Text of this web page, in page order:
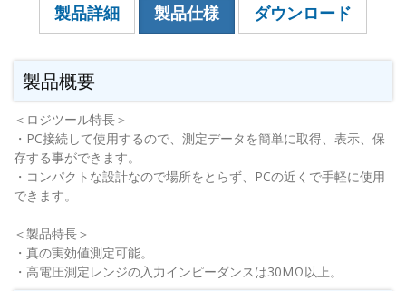
製品詳細 製品仕様 ダウンロード
製品概要
＜ロジツール特長＞
・PC接続して使用するので、測定データを簡単に取得、表示、保
存する事ができます。
・コンパクトな設計なので場所をとらず、PCの近くで手軽に使用
できます。
＜製品特長＞
・真の実効値測定可能。
・高電圧測定レンジの入力インピーダンスは30MΩ以上。